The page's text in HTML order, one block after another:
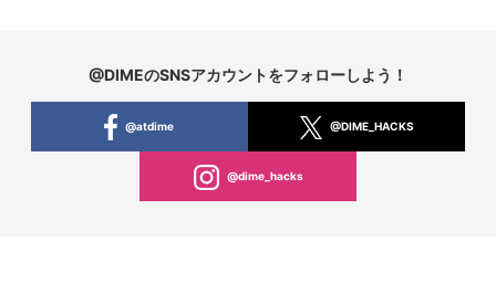
@DIMEのSNSアカウントをフォローしよう！
@atdime @DIME_HACKS
@dime_hacks